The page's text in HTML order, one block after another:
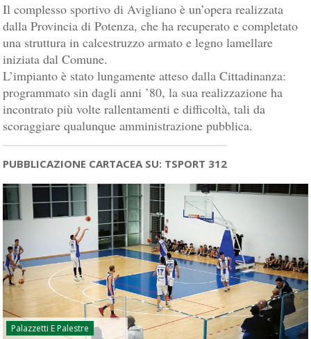
Il complesso sportivo di Avigliano è un’opera realizzata
dalla Provincia di Potenza, che ha recuperato e completato
una struttura in calcestruzzo armato e legno lamellare
iniziata dal Comune.
L’impianto è stato lungamente atteso dalla Cittadinanza:
programmato sin dagli anni ’80, la sua realizzazione ha
incontrato più volte rallentamenti e difficoltà, tali da
scoraggiare qualunque amministrazione pubblica.
PUBBLICAZIONE CARTACEA SU: TSPORT 312
Palazzetti E Palestre